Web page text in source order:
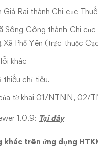
Rai thành Chi cục
Công thành Chi
Xã Phổ Yên (trực thuộc
khác
chỉ tiêu.
tờ khai 01/NTNN, 02/
1.0.9: Tại đây
khác trên ứng dụng